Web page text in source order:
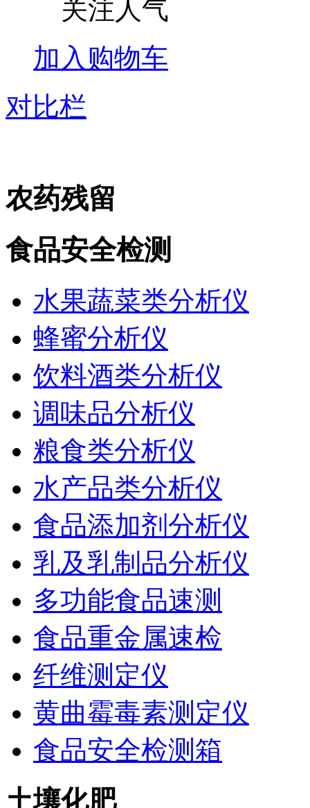
关注人气
加入购物车
对比栏
农药残留
食品安全检测
水果蔬菜类分析仪
蜂蜜分析仪
饮料酒类分析仪
调味品分析仪
粮食类分析仪
水产品类分析仪
食品添加剂分析仪
乳及乳制品分析仪
多功能食品速测
食品重金属速检
纤维测定仪
黄曲霉毒素测定仪
食品安全检测箱
土壤化肥